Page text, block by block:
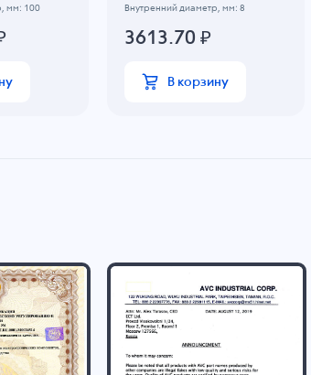
мм: 100
Внутренний диаметр, мм: 8
3613.70 ₽
В корзину